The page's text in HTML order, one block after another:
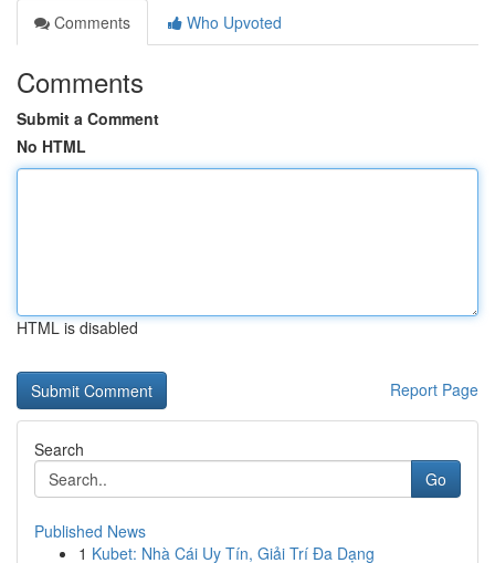
Comments
Who Upvoted
Comments
Submit a Comment
No HTML
HTML is disabled
Report Page
Search
Go
Published News
1 Kubet: Nhà Cái Uy Tín, Giải Trí Đa Dạng